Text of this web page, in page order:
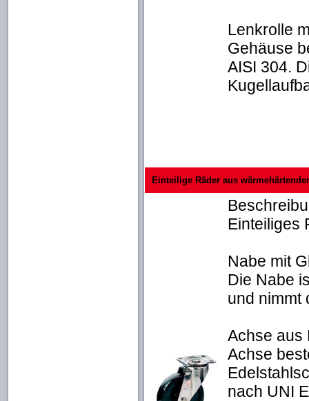
Lenkrolle
Gehäuse
AISI 304.
Einteilige Räder aus
Einteiliges
Nabe mit
Die Nabe
und nimmt
Achse aus
Achse
nach UNI